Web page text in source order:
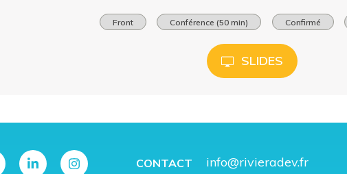
Front Conférence (50 min) Confirmé
SLIDES
CONTACT info@rivieradev.fr